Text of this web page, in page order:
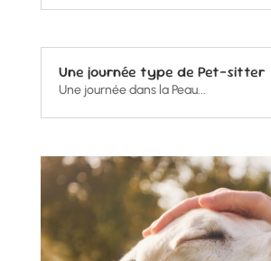
Une journée type de Pet-sitter
Une journée dans la Peau...